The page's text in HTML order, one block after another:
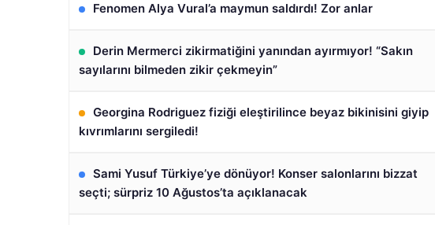
Fenomen Alya Vural’a maymun saldırdı! Zor anlar
Derin Mermerci zikirmatiğini yanından ayırmıyor! “Sakın
sayılarını bilmeden zikir çekmeyin”
Georgina Rodriguez fiziği eleştirilince beyaz bikinisini giyip
kıvrımlarını sergiledi!
Sami Yusuf Türkiye’ye dönüyor! Konser salonlarını bizzat
seçti; sürpriz 10 Ağustos’ta açıklanacak